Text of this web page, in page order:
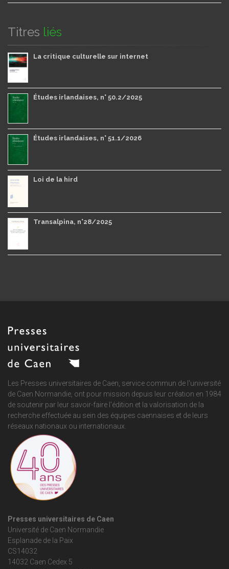
Titres liés
La critique culturelle sur internet
Études irlandaises, n° 50.2/2025
Études irlandaises, n° 51.1/2026
Loi de la hird
Transalpina, n°28/2025
Les Presses universitaires de Caen, service commun de l'université
de Caen Normandie, ont pour mission depuis leur création en 1984
de soutenir par leur savoir-faire l'édition et la valorisation de la
recherche effectuée au sein des équipes caennaises et de leurs
réseaux nationaux ou internationaux.
Presses universitaires de Caen
Université de Caen Normandie
Esplanade de la Paix
CS14032
14032 Caen Cedex 5